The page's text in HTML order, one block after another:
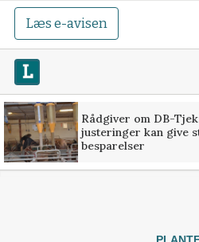
Læs e-avisen
Rådgiver om DB-
justeringer kan give
besparelser